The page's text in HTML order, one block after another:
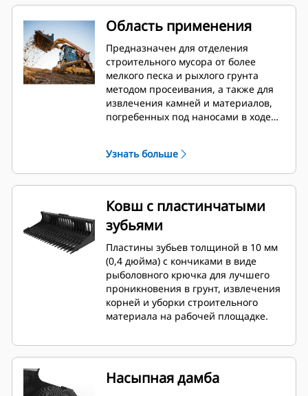
Область применения
Предназначен для отделения
строительного мусора от более
мелкого песка и рыхлого грунта
методом просеивания, а также для
извлечения камней и материалов,
погребенных под наносами в ходе
использования на мини-погрузчиках
и гусеничных мини-погрузчиках Cat.
Узнать больше
Ковш с пластинчатыми
зубьями
Пластины зубьев толщиной в 10 мм
(0,4 дюйма) с кончиками в виде
рыболовного крючка для лучшего
проникновения в грунт, извлечения
корней и уборки строительного
материала на рабочей площадке.
Насыпная дамба